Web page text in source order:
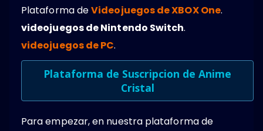
Plataforma deVideojuegos de XBOX One.
videojuegos de Nintendo Switch.
videojuegos de PC.
Plataforma de Suscripcion de Anime
Cristal
Para empezar, en nuestra plataforma de